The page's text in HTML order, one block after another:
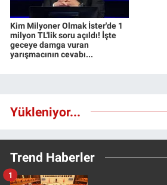
Kim Milyoner Olmak İster'de 1
milyon TL'lik soru açıldı! İşte
geceye damga vuran
yarışmacının cevabı...
Yükleniyor...
Trend Haberler
1